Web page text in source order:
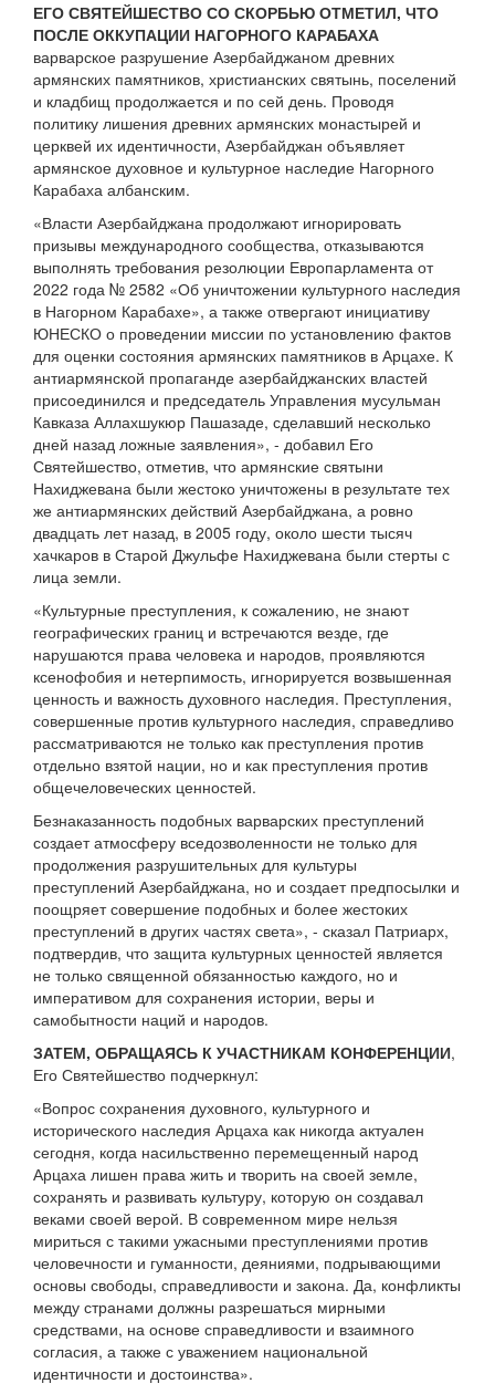
ЕГО СВЯТЕЙШЕСТВО СО СКОРБЬЮ ОТМЕТИЛ, ЧТО
ПОСЛЕ ОККУПАЦИИ НАГОРНОГО КАРАБАХА
варварское разрушение Азербайджаном древних
армянских памятников, христианских святынь, поселений
и кладбищ продолжается и по сей день. Проводя
политику лишения древних армянских монастырей и
церквей их идентичности, Азербайджан объявляет
армянское духовное и культурное наследие Нагорного
Карабаха албанским.
«Власти Азербайджана продолжают игнорировать
призывы международного сообщества, отказываются
выполнять требования резолюции Европарламента от
2022 года № 2582 «Об уничтожении культурного наследия
в Нагорном Карабахе», а также отвергают инициативу
ЮНЕСКО о проведении миссии по установлению фактов
для оценки состояния армянских памятников в Арцахе. К
антиармянской пропаганде азербайджанских властей
присоединился и председатель Управления мусульман
Кавказа Аллахшукюр Пашазаде, сделавший несколько
дней назад ложные заявления», - добавил Его
Святейшество, отметив, что армянские святыни
Нахиджевана были жестоко уничтожены в результате тех
же антиармянских действий Азербайджана, а ровно
двадцать лет назад, в 2005 году, около шести тысяч
хачкаров в Старой Джульфе Нахиджевана были стерты с
лица земли.
«Культурные преступления, к сожалению, не знают
географических границ и встречаются везде, где
нарушаются права человека и народов, проявляются
ксенофобия и нетерпимость, игнорируется возвышенная
ценность и важность духовного наследия. Преступления,
совершенные против культурного наследия, справедливо
рассматриваются не только как преступления против
отдельно взятой нации, но и как преступления против
общечеловеческих ценностей.
Безнаказанность подобных варварских преступлений
создает атмосферу вседозволенности не только для
продолжения разрушительных для культуры
преступлений Азербайджана, но и создает предпосылки и
поощряет совершение подобных и более жестоких
преступлений в других частях света», - сказал Патриарх,
подтвердив, что защита культурных ценностей является
не только священной обязанностью каждого, но и
императивом для сохранения истории, веры и
самобытности наций и народов.
ЗАТЕМ, ОБРАЩАЯСЬ К УЧАСТНИКАМ КОНФЕРЕНЦИИ,
Его Святейшество подчеркнул:
«Вопрос сохранения духовного, культурного и
исторического наследия Арцаха как никогда актуален
сегодня, когда насильственно перемещенный народ
Арцаха лишен права жить и творить на своей земле,
сохранять и развивать культуру, которую он создавал
веками своей верой. В современном мире нельзя
мириться с такими ужасными преступлениями против
человечности и гуманности, деяниями, подрывающими
основы свободы, справедливости и закона. Да, конфликты
между странами должны разрешаться мирными
средствами, на основе справедливости и взаимного
согласия, а также с уважением национальной
идентичности и достоинства».